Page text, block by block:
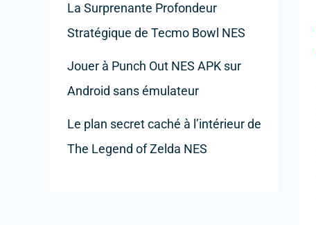
La Surprenante Profondeur
Stratégique de Tecmo Bowl NES
Jouer à Punch Out NES APK sur
Android sans émulateur
Le plan secret caché à l’intérieur de
The Legend of Zelda NES